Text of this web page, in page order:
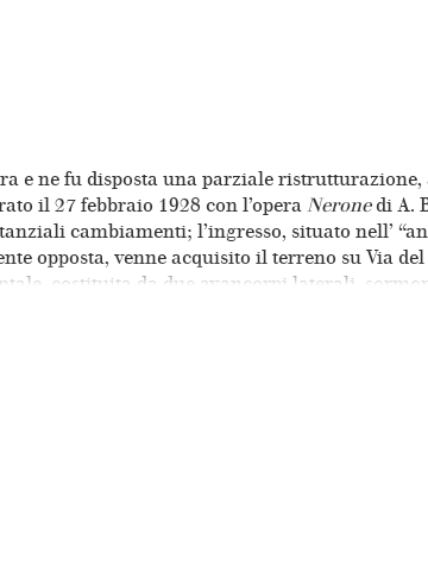
e ne fu disposta una parziale
il 27 febbraio 1928 con l’opera Neronedi A.
cambiamenti; l’ingresso, situato nell’
opposta, venne acquisito il terreno su Via
costituita da due avancorpi laterali,
le altre facciate preesistenti del Teatro
e dalla balconata. La sala fu notevolmente
con una serie di ponti mobili azionati da un
le scene. I cartelloni delle stagioni
fase fu l’operato del direttore
proveniente dalla neonata Scuola di Danza
i laboratori di scenografia.